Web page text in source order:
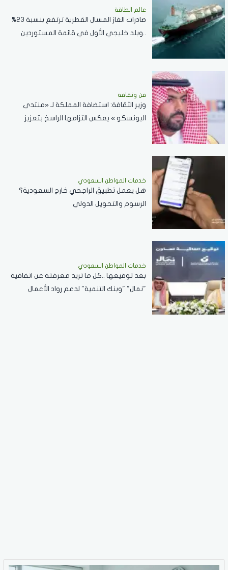
عالم الطاقة
صادرات الغاز المسال القطرية ترتفع بنسبة 23%
..وبلد خليجي الأول في قائمة المستوردين
فن وثقافة
وزير الثقافة: استضافة المملكة لـ «منتدى
اليونسكو » يعكس التزامها الراسخ بتعزيز
خدمات المواطن السعودي
هل يعمل تطبيق الراجحي خارج السعودية؟
الرسوم والتحويل الدولي
خدمات المواطن السعودي
بعد توقيعها ..كل ما تريد معرفته عن اتفاقية
"نمال" "وبنك التنمية" لدعم رواد الأعمال